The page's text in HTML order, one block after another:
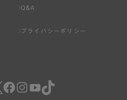
Q&A
プライバシーポリシー